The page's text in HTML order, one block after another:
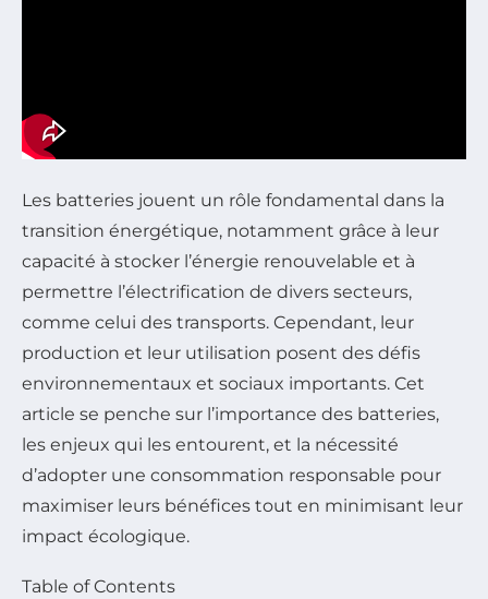
Les batteries jouent un rôle fondamental dans la
transition énergétique, notamment grâce à leur
capacité à stocker l’énergie renouvelable et à
permettre l’électrification de divers secteurs,
comme celui des transports. Cependant, leur
production et leur utilisation posent des défis
environnementaux et sociaux importants. Cet
article se penche sur l’importance des batteries,
les enjeux qui les entourent, et la nécessité
d’adopter une consommation responsable pour
maximiser leurs bénéfices tout en minimisant leur
impact écologique.
Table of Contents